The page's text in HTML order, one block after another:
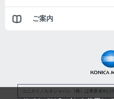
ご案内
コニカミノルタジャパン（株）は事業者向